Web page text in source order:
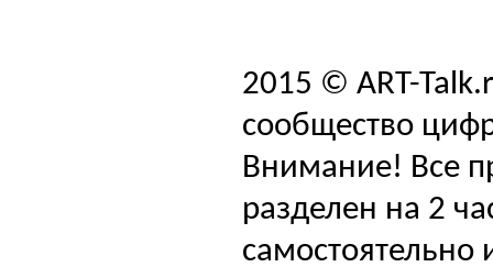
2015 © ART-
сообщество
Внимание! Все
разделен на 2
самостоятельно